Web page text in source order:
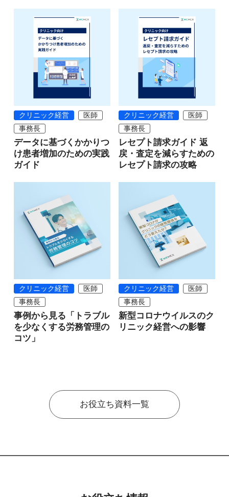
クリニック経営
医師
事務長
データに基づくかかりつ
け患者増加のための実践
ガイド
クリニック経営
医師
事務長
レセプト請求ガイド 返
戻・査定を減らすための
レセプト請求の攻略
クリニック経営
医師
事務長
事例から見る「トラブル
を少なくする労務管理の
コツ」
クリニック経営
医師
事務長
新型コロナウイルスのク
リニック経営への影響
お役立ち資料一覧